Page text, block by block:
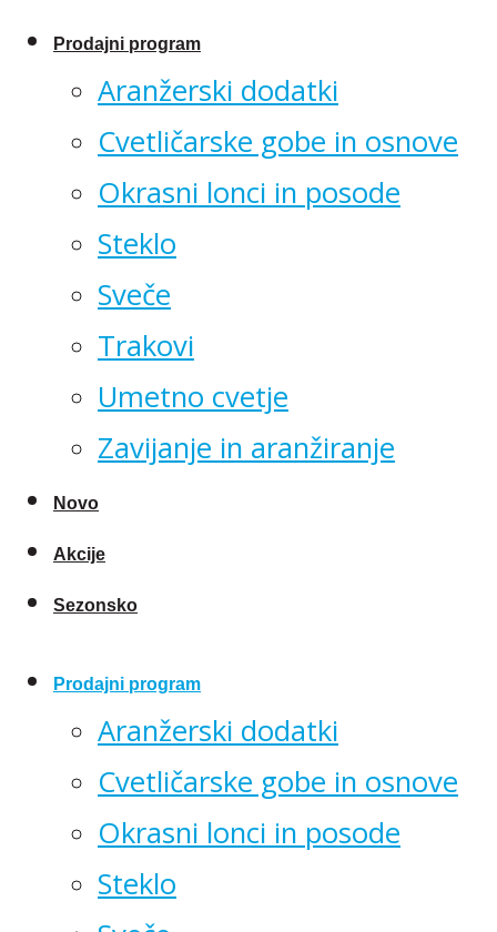
Prodajni program
Aranžerski dodatki
Cvetličarske gobe in osnove
Okrasni lonci in posode
Steklo
Sveče
Trakovi
Umetno cvetje
Zavijanje in aranžiranje
Novo
Akcije
Sezonsko
Prodajni program
Aranžerski dodatki
Cvetličarske gobe in osnove
Okrasni lonci in posode
Steklo